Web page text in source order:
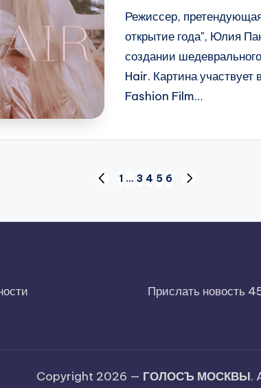
Режиссер,
открытие года", Юлия
создании
Hair. Картина участвует
Fashion Film…
ПРЕД.
1 … 3 4 5 6
Прислать новость
Copyright 2026 — ГОЛОСЪ МОСКВЫ.